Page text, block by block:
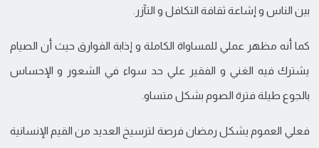
بين الناس و إشاعة ثقافة التكافل و التآزر.
كما أنه مظهر عملي للمساواة الكاملة و إذابة الفوارق حيث أن الصيام
يشترك فيه الغني و الفقير علي حد سواء في الشعور و الإحساس
بالجوع طيلة فترة الصوم بشكل متساو.
فعلي العموم يشكل رمضان فرصة لترسيخ العديد من القيم الإنسانية